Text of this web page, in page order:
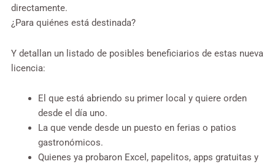
directamente.
¿Para quiénes está destinada?
Y detallan un listado de posibles beneficiarios de estas nueva
licencia:
El que está abriendo su primer local y quiere orden
desde el día uno.
La que vende desde un puesto en ferias o patios
gastronómicos.
Quienes ya probaron Excel, papelitos, apps gratuitas y